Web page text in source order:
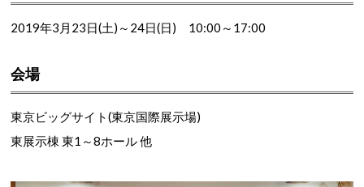
2019年3月23日(土)～24日(日) 10:00～17:00
会場
東京ビッグサイト(東京国際展示場)
東展示棟 東1～8ホール 他